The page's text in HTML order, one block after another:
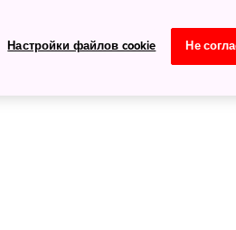
Новости
Настройки файлов cookie Не